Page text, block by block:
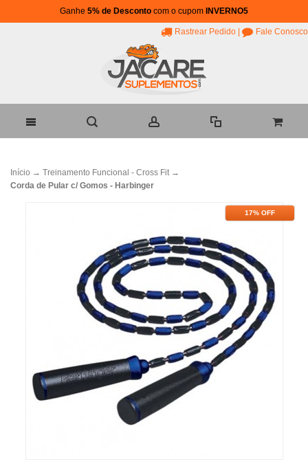
Ganhe 5% de Desconto com o cupom INVERNO5
Rastrear Pedido Fale Conosco
Início → Treinamento Funcional - Cross Fit →
Corda de Pular c/ Gomos - Harbinger
17% OFF